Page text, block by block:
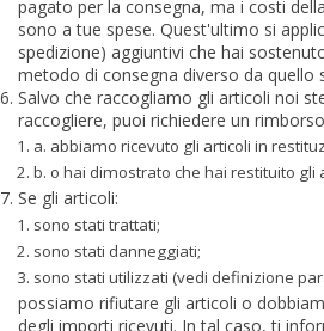
pagato per la consegna, ma i costi
sono a tue spese. Quest'ultimo si
spedizione) aggiuntivi che hai
metodo di consegna diverso da quello
Salvo che raccogliamo gli articoli noi
raccogliere, puoi richiedere un
a. abbiamo ricevuto gli articoli in
b. o hai dimostrato che hai restituito gli
Se gli articoli:
sono stati trattati;
sono stati danneggiati;
sono stati utilizzati (vedi definizione
possiamo rifiutare gli articoli o
degli importi ricevuti. In tal caso, ti